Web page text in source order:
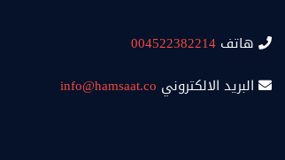
هاتف 004522382214
البريد الالكتروني info@hamsaat.co